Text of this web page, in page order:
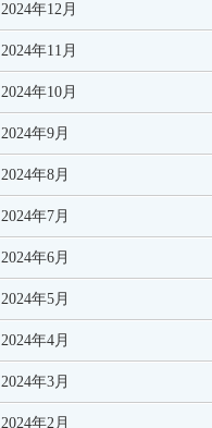
2024年12月
2024年11月
2024年10月
2024年9月
2024年8月
2024年7月
2024年6月
2024年5月
2024年4月
2024年3月
2024年2月